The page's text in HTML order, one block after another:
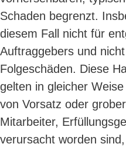
Schaden begrenzt.
diesem Fall nicht für
Auftraggebers und
Folgeschäden. Diese
gelten in gleicher
von Vorsatz oder
Mitarbeiter,
verursacht worden